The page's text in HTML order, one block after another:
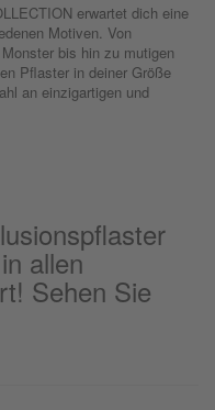
erwartet dich eine
Motiven. Von
bis hin zu mutigen
Pflaster in deiner Größe
an einzigartigen und
allen
Sehen Sie